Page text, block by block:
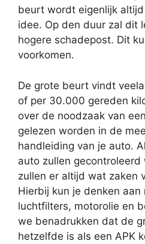
beurt wordt eigenlijk
idee. Op den duur zal dit
hogere schadepost. Dit
voorkomen.
De grote beurt vindt
of per 30.000 gereden
over de noodzaak van
gelezen worden in de
handleiding van je auto.
auto zullen
zullen er altijd wat zaken
Hierbij kun je denken aan
luchtfilters, motorolie en
we benadrukken dat de
hetzelfde is als een APK